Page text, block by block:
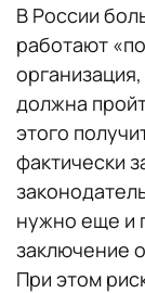
В России
работают
должна
этого
фактически
нужно еще и
заключение
При этом